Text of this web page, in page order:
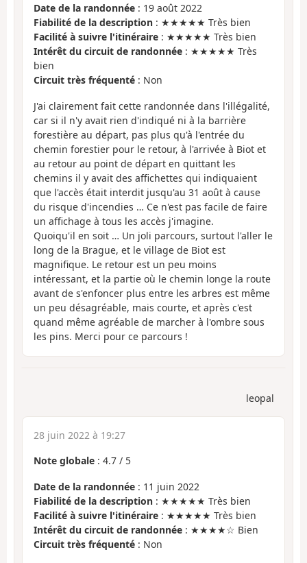
Date de la randonnée : 19 août 2022
Fiabilité de la description : ★★★★★ Très bien
Facilité à suivre l'itinéraire : ★★★★★ Très bien
Intérêt du circuit de randonnée : ★★★★★ Très
bien
Circuit très fréquenté : Non
J'ai clairement fait cette randonnée dans l'illégalité,
car si il n'y avait rien d'indiqué ni à la barrière
forestière au départ, pas plus qu'à l'entrée du
chemin forestier pour le retour, à l'arrivée à Biot et
au retour au point de départ en quittant les
chemins il y avait des affichettes qui indiquaient
que l'accès était interdit jusqu'au 31 août à cause
du risque d'incendies … Ce n'est pas facile de faire
un affichage à tous les accès j'imagine.
Quoiqu'il en soit … Un joli parcours, surtout l'aller le
long de la Brague, et le village de Biot est
magnifique. Le retour est un peu moins
intéressant, et la partie où le chemin longe la route
avant de s'enfoncer plus entre les arbres est même
un peu désagréable, mais courte, et après c'est
quand même agréable de marcher à l'ombre sous
les pins. Merci pour ce parcours !
leopal
28 juin 2022 à 19:27
Note globale : 4.7 / 5
Date de la randonnée : 11 juin 2022
Fiabilité de la description : ★★★★★ Très bien
Facilité à suivre l'itinéraire : ★★★★★ Très bien
Intérêt du circuit de randonnée : ★★★★☆ Bien
Circuit très fréquenté : Non